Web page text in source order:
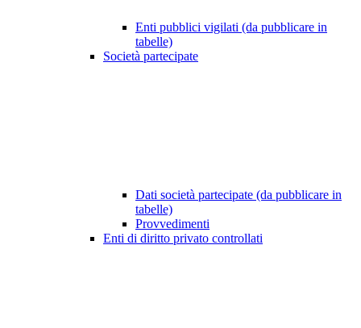
Enti pubblici vigilati (da pubblicare in
tabelle)
Società partecipate
Dati società partecipate (da pubblicare in
tabelle)
Provvedimenti
Enti di diritto privato controllati